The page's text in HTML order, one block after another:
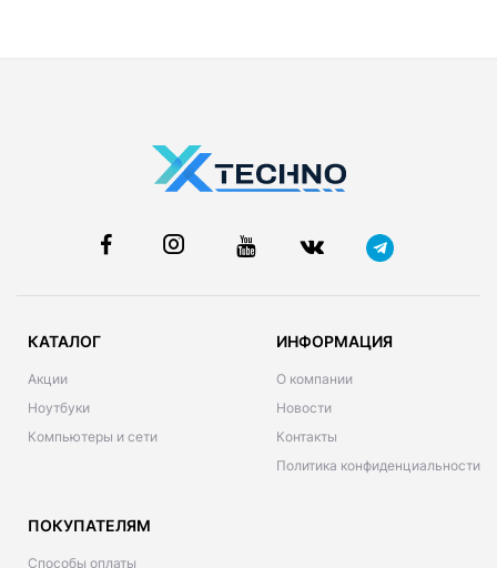
КАТАЛОГ
Акции
Ноутбуки
Компьютеры и сети
ИНФОРМАЦИЯ
О компании
Новости
Контакты
Политика конфиденциальности
ПОКУПАТЕЛЯМ
Способы оплаты